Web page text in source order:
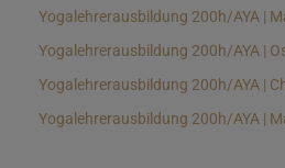
Yogalehrerausbildung 200h/AYA |
Yogalehrerausbildung 200h/AYA |
Yogalehrerausbildung 200h/AYA |
Yogalehrerausbildung 200h/AYA |